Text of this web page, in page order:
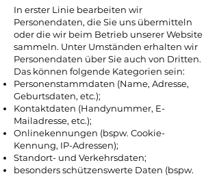
In erster Linie bearbeiten wir
Personendaten, die Sie uns übermitteln
oder die wir beim Betrieb unserer Website
sammeln. Unter Umständen erhalten wir
Personendaten über Sie auch von Dritten.
Das können folgende Kategorien sein:
Personenstammdaten (Name, Adresse,
Geburtsdaten, etc.);
Kontaktdaten (Handynummer, E-
Mailadresse, etc.);
Onlinekennungen (bspw. Cookie-
Kennung, IP-Adressen);
Standort- und Verkehrsdaten;
besonders schützenswerte Daten (bspw.